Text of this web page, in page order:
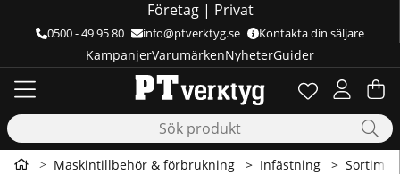
Företag| Privat
0500 - 49 95 80 info@ptverktyg.se Kontakta din säljare
Önskelista
Antal i
. .
KampanjerVarumärkenNyheterGuider
Maskintillbehör & förbrukning Infästning